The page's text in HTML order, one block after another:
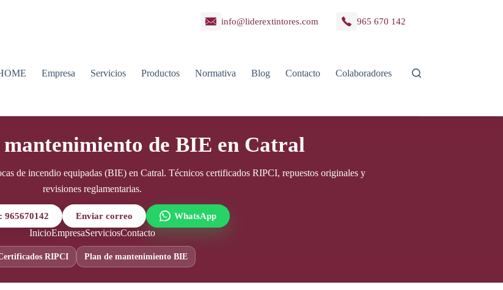
info@liderextintores.com 965 670 142
Empresa Servicios Productos Normativa Blog Contacto Colaboradores
de BIE en Catral
de incendio equipadas (BIE) en Catral. Técnicos certificados RIPCI, repuestos originales y
revisiones reglamentarias.
Enviar correo
WhatsApp
InicioEmpresaServiciosContacto
RIPCI Plan de mantenimiento BIE